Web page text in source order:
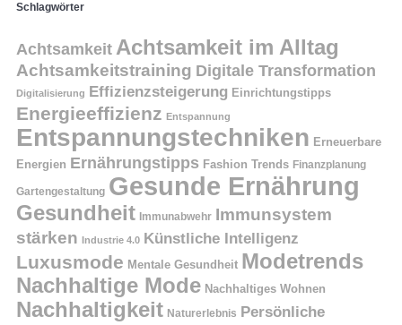
Schlagwörter
Achtsamkeit Achtsamkeit im Alltag
Achtsamkeitstraining Digitale Transformation
Digitalisierung Effizienzsteigerung Einrichtungstipps
Energieeffizienz Entspannung
Entspannungstechniken Erneuerbare
Energien Ernährungstipps Fashion Trends Finanzplanung
Gartengestaltung Gesunde Ernährung
Gesundheit Immunabwehr Immunsystem
stärken
Industrie 4.0 Künstliche Intelligenz
Luxusmode Mentale Gesundheit Modetrends
Nachhaltige Mode Nachhaltiges Wohnen
Nachhaltigkeit Naturerlebnis Persönliche